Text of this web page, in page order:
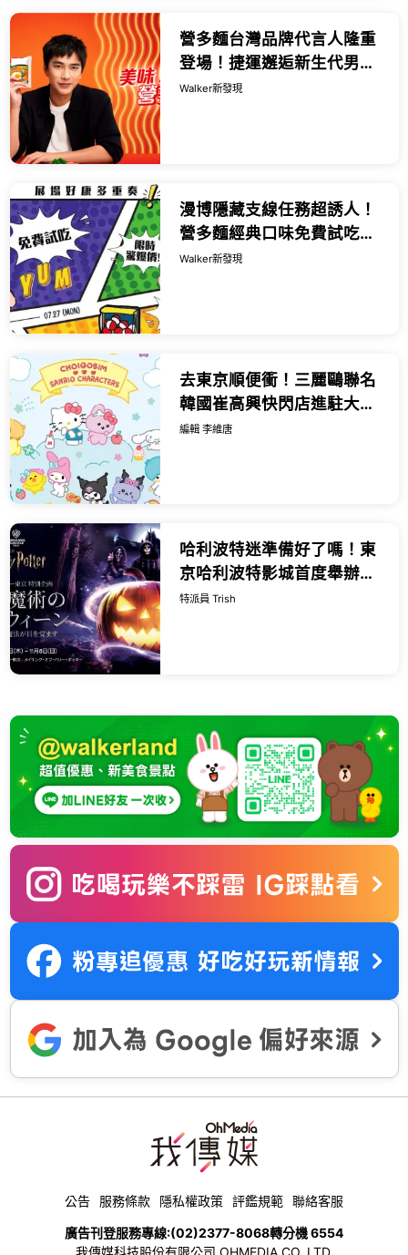
營多麵台灣品牌代言人隆重
登場！捷運邂逅新生代男神
抽美味ALL IN禮盒，消費滿
Walker新發現
漫博隱藏支線任務超誘人！
營多麵經典口味免費試吃，
消費滿額再轉驚喜扭蛋，動
Walker新發現
去東京順便衝！三麗鷗聯名
韓國崔高興快閃店進駐大宮
站，必搶閃粉收納包與獨家
編輯 李維唐
哈利波特迷準備好了嗎！東
京哈利波特影城首度舉辦萬
聖節特別企劃「黑魔法萬聖
特派員 Trish
公告 服務條款 隱私權政策 評鑑規範 聯絡客服
廣告刊登服務專線:(02)2377-8068轉分機 6554
我傳媒科技股份有限公司 OHMEDIA CO.,LTD.